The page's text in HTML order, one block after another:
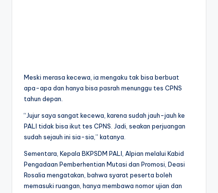
Meski merasa kecewa, ia mengaku tak bisa berbuat
apa-apa dan hanya bisa pasrah menunggu tes CPNS
tahun depan.
“Jujur saya sangat kecewa, karena sudah jauh-jauh ke
PALI tidak bisa ikut tes CPNS. Jadi, seakan perjuangan
sudah sejauh ini sia-sia,” katanya.
Sementara, Kepala BKPSDM PALI, Alpian melalui Kabid
Pengadaan Pemberhentian Mutasi dan Promosi, Deasi
Rosalia mengatakan, bahwa syarat peserta boleh
memasuki ruangan, hanya membawa nomor ujian dan